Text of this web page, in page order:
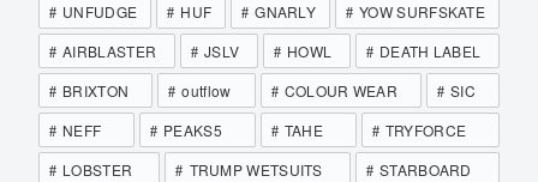
UNFUDGE
HUF GNARLY
YOW SURFSKATE
AIRBLASTER
JSLV HOWL
DEATH LABEL
BRIXTON
outflow COLOUR WEAR
SIC
NEFF
PEAKS5 TAHE
TRYFORCE
LOBSTER
TRUMP WETSUITS
STARBOARD